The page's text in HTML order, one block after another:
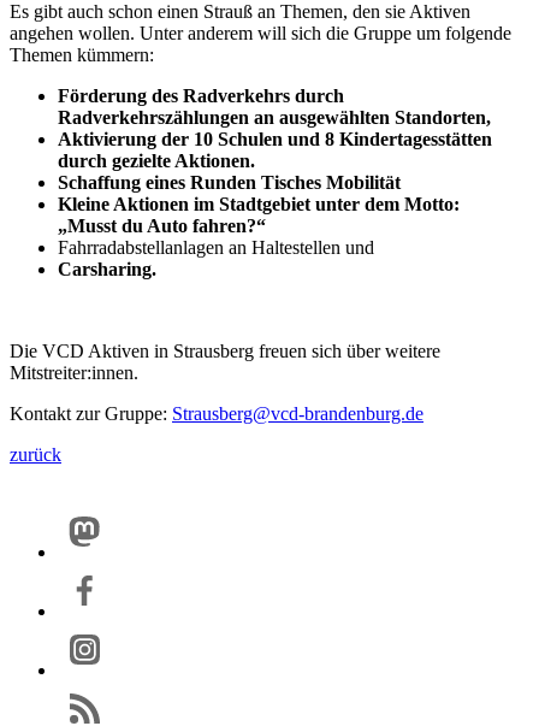
Es gibt auch schon einen Strauß an Themen, den sie Aktiven
angehen wollen. Unter anderem will sich die Gruppe um folgende
Themen kümmern:
Förderung des Radverkehrs durch
Radverkehrszählungen an ausgewählten Standorten,
Aktivierung der 10 Schulen und 8 Kindertagesstätten
durch gezielte Aktionen.
Schaffung eines Runden Tisches Mobilität
Kleine Aktionen im Stadtgebiet unter dem Motto:
„Musst du Auto fahren?“
Fahrradabstellanlagen an Haltestellen und
Carsharing.
Die VCD Aktiven in Strausberg freuen sich über weitere
Mitstreiter:innen.
Kontakt zur Gruppe: Strausberg@vcd-brandenburg.de
zurück